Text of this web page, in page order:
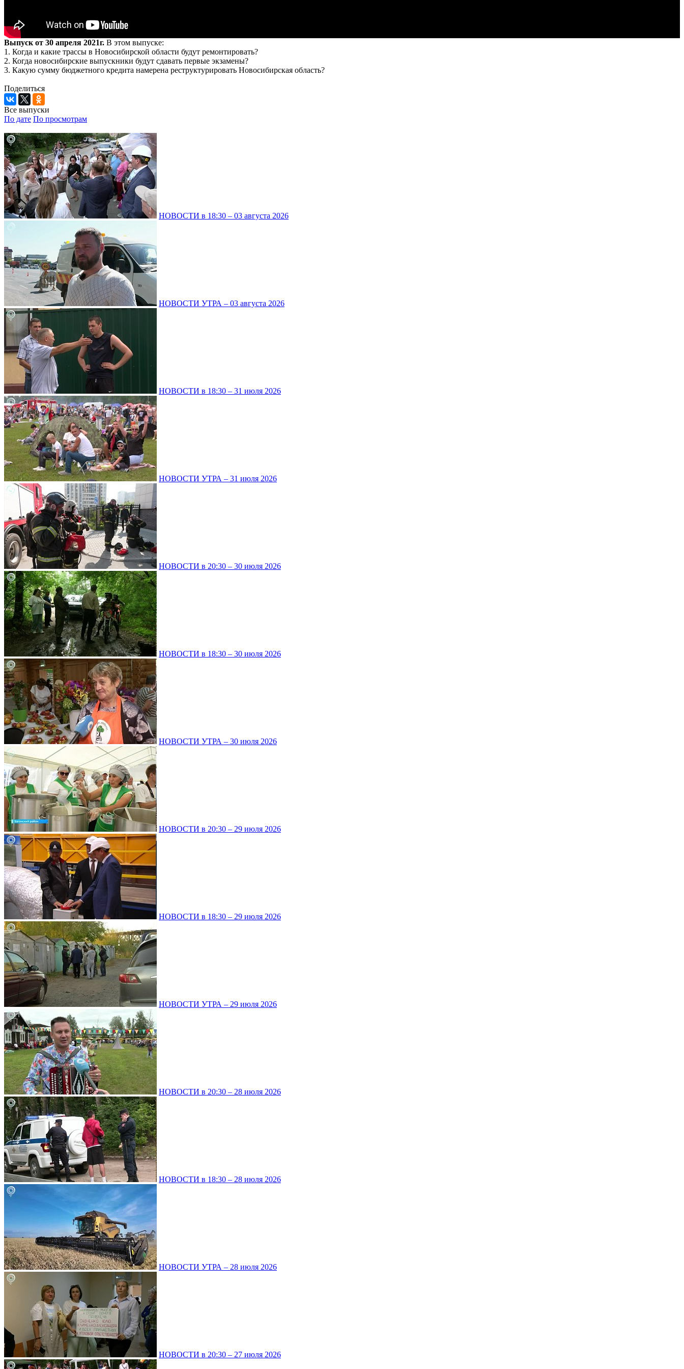
Выпуск от 30 апреля 2021г. В этом выпуске:
1. Когда и какие трассы в Новосибирской области будут ремонтировать?
2. Когда новосибирские выпускники будут сдавать первые экзамены?
3. Какую сумму бюджетного кредита намерена реструктурировать Новосибирская область?
Поделиться
Все выпуски
По дате По просмотрам
НОВОСТИ в 18:30 – 03 августа 2026
НОВОСТИ УТРА – 03 августа 2026
НОВОСТИ в 18:30 – 31 июля 2026
НОВОСТИ УТРА – 31 июля 2026
НОВОСТИ в 20:30 – 30 июля 2026
НОВОСТИ в 18:30 – 30 июля 2026
НОВОСТИ УТРА – 30 июля 2026
НОВОСТИ в 20:30 – 29 июля 2026
НОВОСТИ в 18:30 – 29 июля 2026
НОВОСТИ УТРА – 29 июля 2026
НОВОСТИ в 20:30 – 28 июля 2026
НОВОСТИ в 18:30 – 28 июля 2026
НОВОСТИ УТРА – 28 июля 2026
НОВОСТИ в 20:30 – 27 июля 2026